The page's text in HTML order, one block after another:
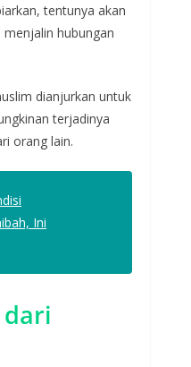
tentunya akan
hubungan
dianjurkan untuk
terjadinya
orang lain.
Ini